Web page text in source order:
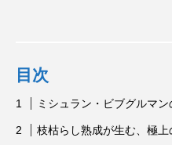
目次
ミシュラン・ビブグルマ
枝枯らし熟成が生む、極上